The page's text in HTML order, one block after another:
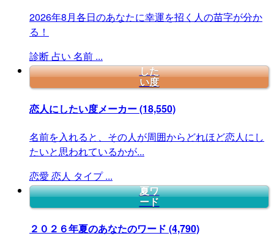
2026年8月各日のあなたに幸運を招く人の苗字が分か
る！
診断 占い 名前 ...
した
い度
恋人にしたい度メーカー(18,550)
名前を入れると、その人が周囲からどれほど恋人にし
たいと思われているかが...
恋愛 恋人 タイプ ...
夏ワ
ード
２０２６年夏のあなたのワード (4,790)